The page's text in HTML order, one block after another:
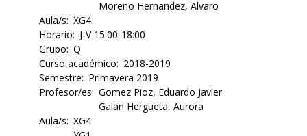
Moreno Hernandez, Alvaro
Aula/s XG4
Horario
J-V 15:00-18:00
Grupo Q
Curso académico
2018-2019
Semestre
Primavera 2019
Profesor/es Gomez Pioz, Eduardo Javier
Galan Hergueta, Aurora
Aula/s XG4